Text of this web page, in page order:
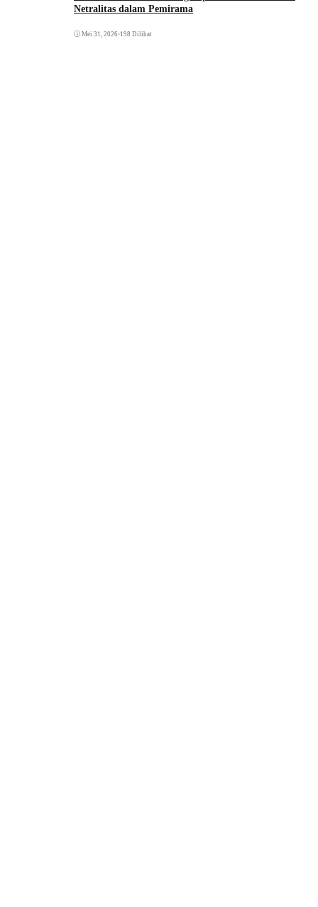
Netralitas dalam Pemirama
Mei 31, 2026•198 Dilihat